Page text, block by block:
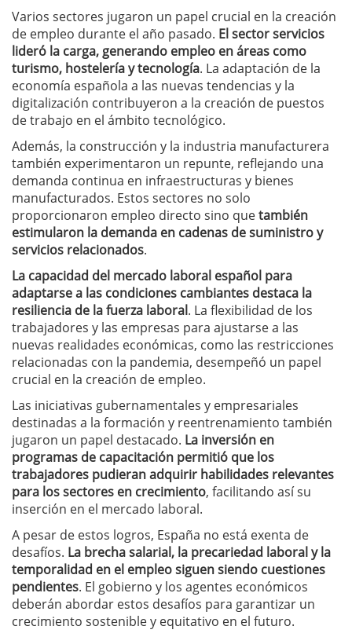
Varios sectores jugaron un papel crucial en la creación
de empleo durante el año pasado. El sector servicios
lideró la carga, generando empleo en áreas como
turismo, hostelería y tecnología. La adaptación de la
economía española a las nuevas tendencias y la
digitalización contribuyeron a la creación de puestos
de trabajo en el ámbito tecnológico.
Además, la construcción y la industria manufacturera
también experimentaron un repunte, reflejando una
demanda continua en infraestructuras y bienes
manufacturados. Estos sectores no solo
proporcionaron empleo directo sino quetambién
estimularon la demanda en cadenas de suministro y
servicios relacionados.
La capacidad del mercado laboral español para
adaptarse a las condiciones cambiantes destaca la
resiliencia de la fuerza laboral. La flexibilidad de los
trabajadores y las empresas para ajustarse a las
nuevas realidades económicas, como las restricciones
relacionadas con la pandemia, desempeñó un papel
crucial en la creación de empleo.
Las iniciativas gubernamentales y empresariales
destinadas a la formación y reentrenamiento también
jugaron un papel destacado. La inversión en
programas de capacitación permitió que los
trabajadores pudieran adquirir habilidades relevantes
para los sectores en crecimiento, facilitando así su
inserción en el mercado laboral.
A pesar de estos logros, España no está exenta de
desafíos. La brecha salarial, la precariedad laboral y la
temporalidad en el empleo siguen siendo cuestiones
pendientes. El gobierno y los agentes económicos
deberán abordar estos desafíos para garantizar un
crecimiento sostenible y equitativo en el futuro.